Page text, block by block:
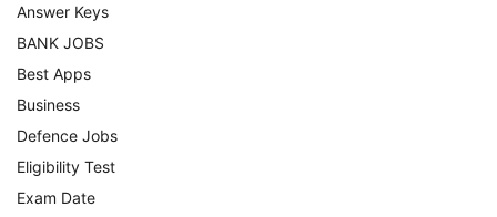
Answer Keys
BANK JOBS
Best Apps
Business
Defence Jobs
Eligibility Test
Exam Date